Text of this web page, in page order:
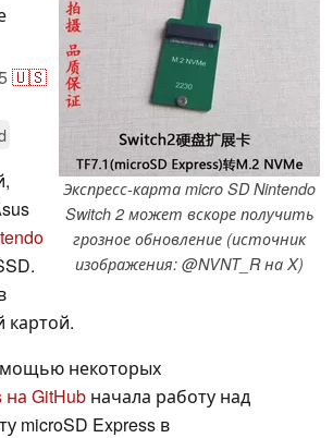
Экспресс-карта micro SD Nintendo
Switch 2 может вскоре получить
грозное обновление (источник
изображения: @NVNT_R на X)
🇺🇸
картой.
некоторых
на GitHub начала работу над
microSD Express в